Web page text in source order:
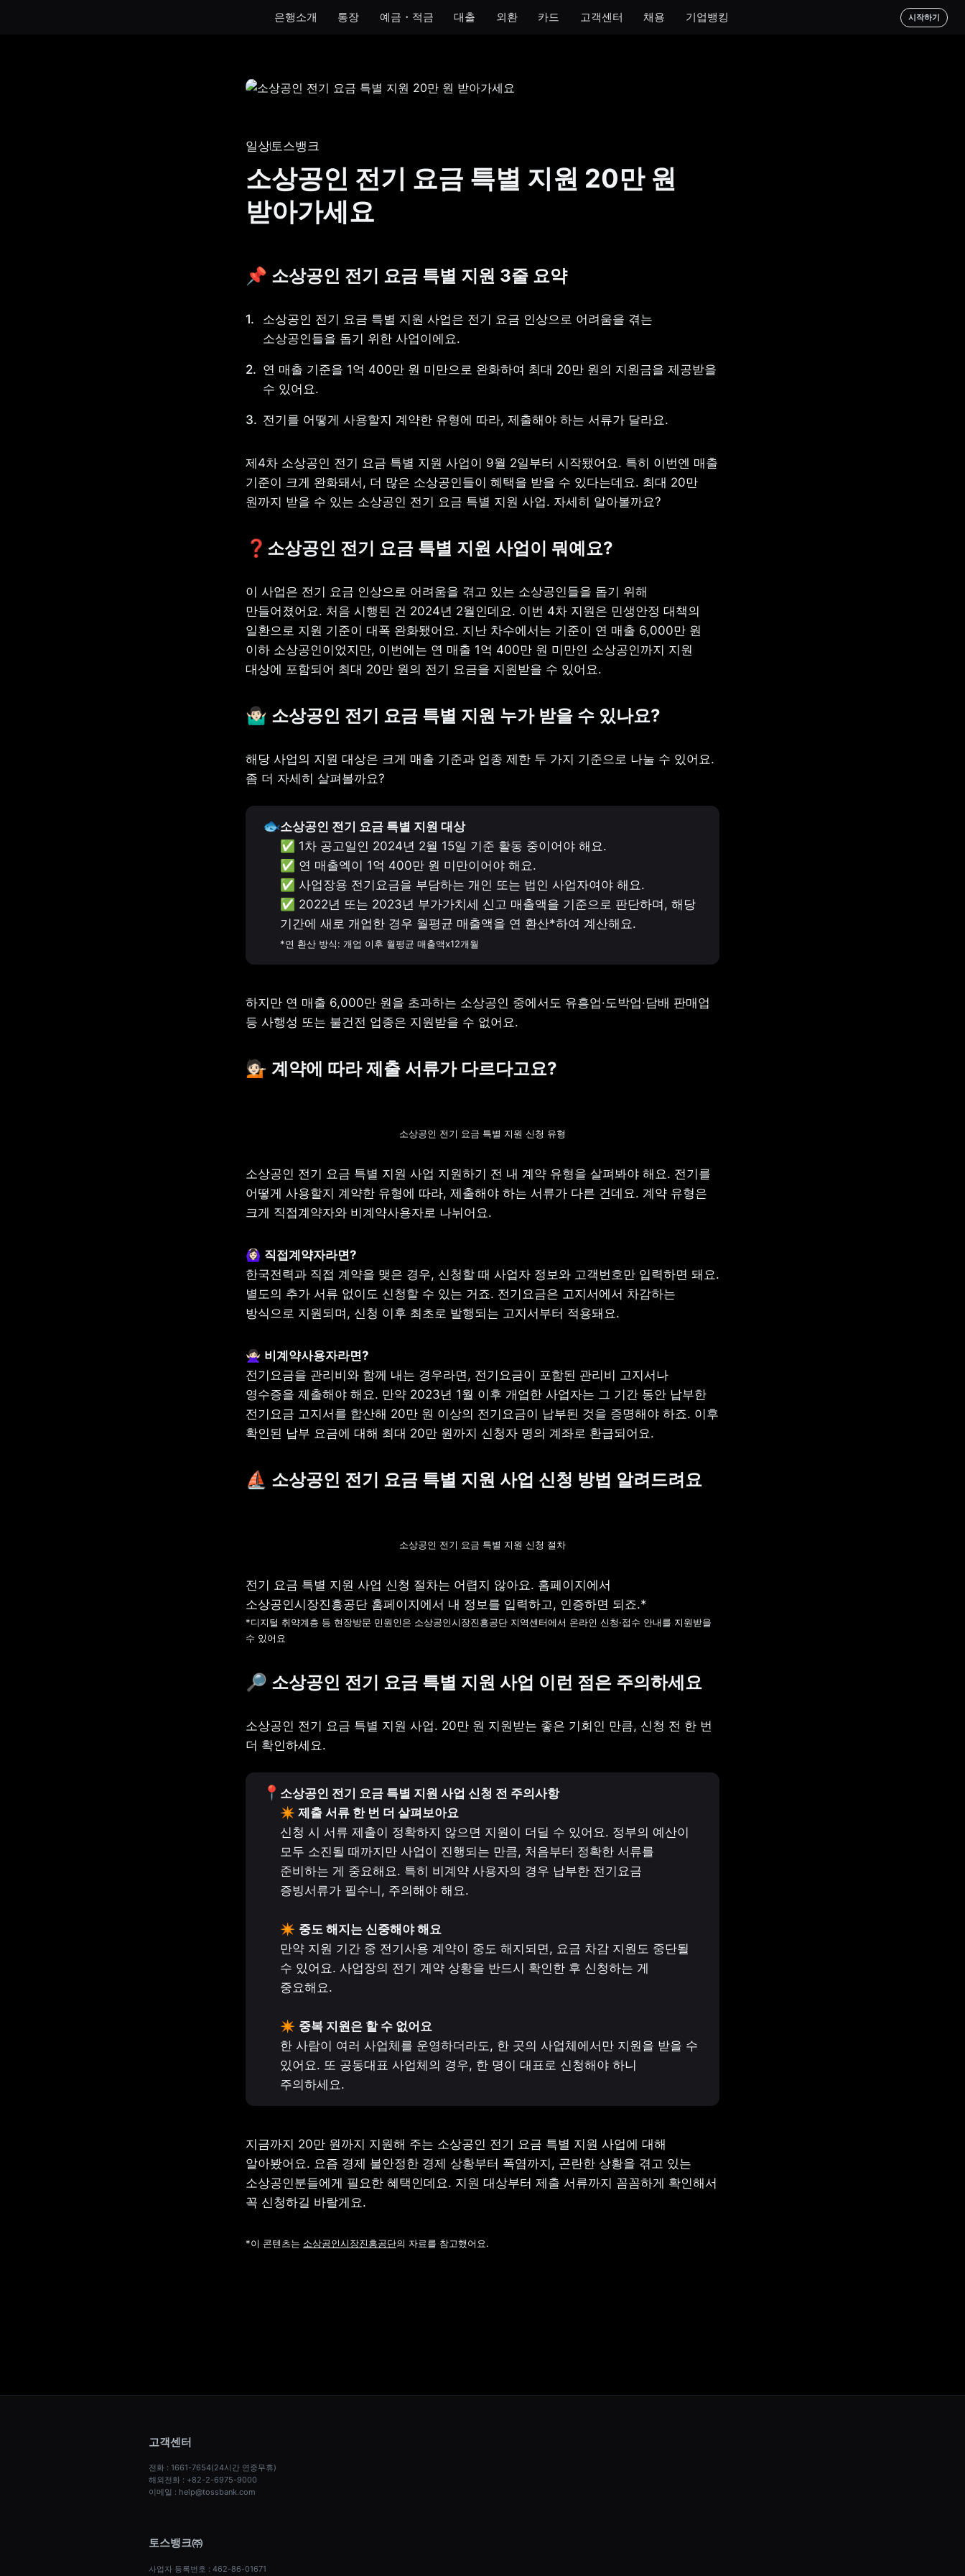
은행소개 통장 예금・적금 대출 외환 카드 고객센터 채용 기업뱅킹 시작하기
토스뱅크 통장
게임 저금통
생계비보호 통장
모임 통장 아이 통장 개인사업자 통장
일상 토스뱅크
소상공인 전기 요금 특별 지원 20만 원
받아가세요
📌 소상공인 전기 요금 특별 지원 3줄 요약
소상공인 전기 요금 특별 지원 사업은 전기 요금 인상으로 어려움을 겪는
소상공인들을 돕기 위한 사업이에요.
연 매출 기준을 1억 400만 원 미만으로 완화하여 최대 20만 원의 지원금을 제공받을
수 있어요.
전기를 어떻게 사용할지 계약한 유형에 따라, 제출해야 하는 서류가 달라요.
제4차 소상공인 전기 요금 특별 지원 사업이 9월 2일부터 시작됐어요. 특히 이번엔 매출
기준이 크게 완화돼서, 더 많은 소상공인들이 혜택을 받을 수 있다는데요. 최대 20만
원까지 받을 수 있는 소상공인 전기 요금 특별 지원 사업. 자세히 알아볼까요?
❓소상공인 전기 요금 특별 지원 사업이 뭐예요?
이 사업은 전기 요금 인상으로 어려움을 겪고 있는 소상공인들을 돕기 위해
만들어졌어요. 처음 시행된 건 2024년 2월인데요. 이번 4차 지원은 민생안정 대책의
일환으로 지원 기준이 대폭 완화됐어요. 지난 차수에서는 기준이 연 매출 6,000만 원
이하 소상공인이었지만, 이번에는 연 매출 1억 400만 원 미만인 소상공인까지 지원
대상에 포함되어 최대 20만 원의 전기 요금을 지원받을 수 있어요.
🤷🏻‍♂️ 소상공인 전기 요금 특별 지원 누가 받을 수 있나요?
해당 사업의 지원 대상은 크게 매출 기준과 업종 제한 두 가지 기준으로 나눌 수 있어요.
좀 더 자세히 살펴볼까요?
🐟
✅ 1차 공고일인 2024년 2월 15일 기준 활동 중이어야 해요.
✅ 연 매출엑이 1억 400만 원 미만이어야 해요.
✅ 사업장용 전기요금을 부담하는 개인 또는 법인 사업자여야 해요.
✅ 2022년 또는 2023년 부가가치세 신고 매출액을 기준으로 판단하며, 해당
*연 환산 방식: 개업 이후 월평균 매출액x12개월
하지만 연 매출 6,000만 원을 초과하는 소상공인 중에서도 유흥업·도박업·담배 판매업
등 사행성 또는 불건전 업종은 지원받을 수 없어요.
💁🏻 계약에 따라 제출 서류가 다르다고요?
소상공인 전기 요금 특별 지원 신청 유형
소상공인 전기 요금 특별 지원 사업 지원하기 전 내 계약 유형을 살펴봐야 해요. 전기를
어떻게 사용할지 계약한 유형에 따라, 제출해야 하는 서류가 다른 건데요. 계약 유형은
크게 직접계약자와 비계약사용자로 나뉘어요.
🙆🏻‍♀️
한국전력과 직접 계약을 맺은 경우, 신청할 때 사업자 정보와 고객번호만 입력하면 돼요.
별도의 추가 서류 없이도 신청할 수 있는 거죠. 전기요금은 고지서에서 차감하는
방식으로 지원되며, 신청 이후 최초로 발행되는 고지서부터 적용돼요.
🙅🏻‍♀️
전기요금을 관리비와 함께 내는 경우라면, 전기요금이 포함된 관리비 고지서나
영수증을 제출해야 해요. 만약 2023년 1월 이후 개업한 사업자는 그 기간 동안 납부한
전기요금 고지서를 합산해 20만 원 이상의 전기요금이 납부된 것을 증명해야 하죠. 이후
확인된 납부 요금에 대해 최대 20만 원까지 신청자 명의 계좌로 환급되어요.
⛵ 소상공인 전기 요금 특별 지원 사업 신청 방법 알려드려요
소상공인 전기 요금 특별 지원 신청 절차
전기 요금 특별 지원 사업 신청 절차는 어렵지 않아요. 홈페이지에서
*디지털 취약계층 등 현장방문 민원인은 소상공인시장진흥공단 지역센터에서 온라인 신청·접수 안내를 지원받을
수 있어요
🔎 소상공인 전기 요금 특별 지원 사업 이런 점은 주의하세요
소상공인 전기 요금 특별 지원 사업. 20만 원 지원받는 좋은 기회인 만큼, 신청 전 한 번
더 확인하세요.
📍 소상공인 전기 요금 특별 지원 사업 신청 전 주의사항
신청 시 서류 제출이 정확하지 않으면 지원이 더딜 수 있어요. 정부의 예산이
모두 소진될 때까지만 사업이 진행되는 만큼, 처음부터 정확한 서류를
준비하는 게 중요해요. 특히 비계약 사용자의 경우 납부한 전기요금
증빙서류가 필수니, 주의해야 해요.
✴️
만약 지원 기간 중 전기사용 계약이 중도 해지되면, 요금 차감 지원도 중단될
수 있어요. 사업장의 전기 계약 상황을 반드시 확인한 후 신청하는 게
중요해요.
✴️
한 사람이 여러 사업체를 운영하더라도, 한 곳의 사업체에서만 지원을 받을 수
있어요. 또 공동대표 사업체의 경우, 한 명이 대표로 신청해야 하니
주의하세요.
지금까지 20만 원까지 지원해 주는 소상공인 전기 요금 특별 지원 사업에 대해
알아봤어요. 요즘 경제 불안정한 경제 상황부터 폭염까지, 곤란한 상황을 겪고 있는
소상공인분들에게 필요한 혜택인데요. 지원 대상부터 제출 서류까지 꼼꼼하게 확인해서
꼭 신청하길 바랄게요.
*이 콘텐츠는 소상공인시장진흥공단의 자료를 참고했어요.
고객센터
전화 : 1661-7654(24시간 연중무휴)
해외전화 : +82-2-6975-9000
이메일 : help@tossbank.com
토스뱅크㈜
사업자 등록번호 : 462-86-01671